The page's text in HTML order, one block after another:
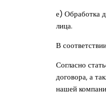
е) Обработка
лица.
В
Согласно
договора, а
нашей